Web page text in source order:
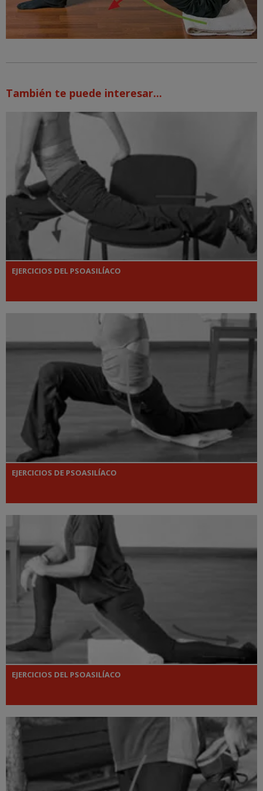
También te puede interesar...
EJERCICIOS DEL PSOASILÍACO
EJERCICIOS DE PSOASILÍACO
EJERCICIOS DEL PSOASILÍACO